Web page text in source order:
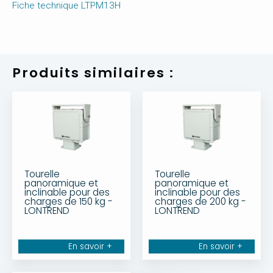
Fiche technique LTPM13H
Produits similaires :
Tourelle
panoramique et
inclinable pour des
charges de 150 kg -
LONTREND
En savoir +
Tourelle
panoramique et
inclinable pour des
charges de 200 kg -
LONTREND
En savoir +